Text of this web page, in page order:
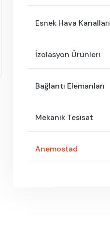
Esnek Hava Kanalları
İzolasyon Ürünleri
Bağlantı Elemanları
Mekanik Tesisat
Anemostad